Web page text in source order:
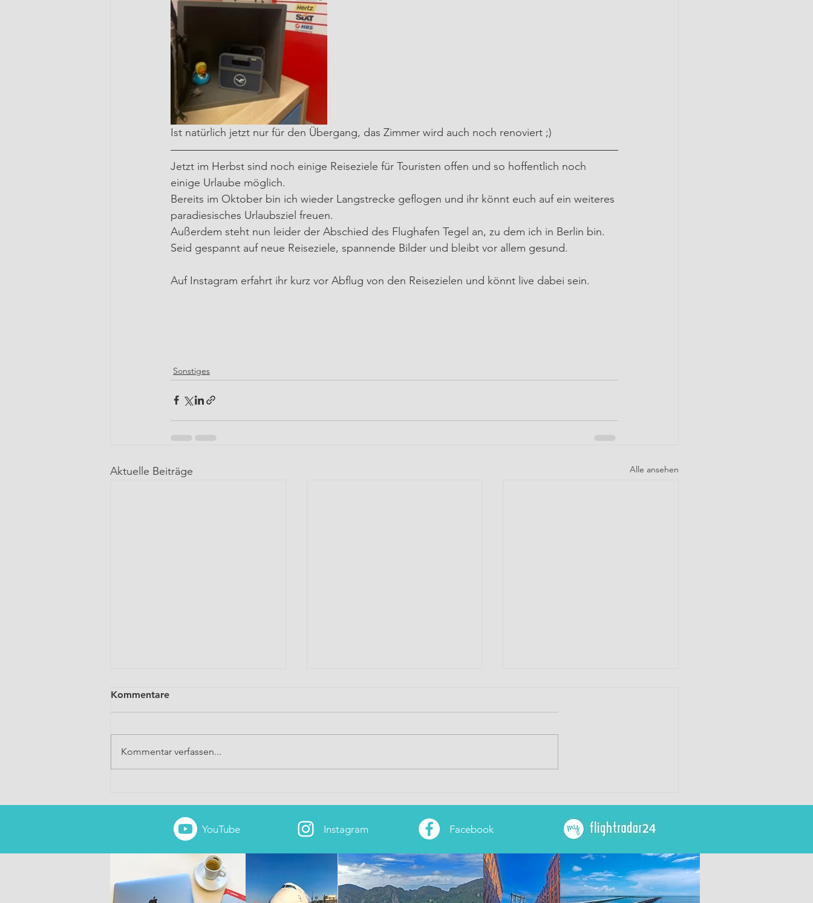
Ist natürlich jetzt nur für den Übergang, das Zimmer wird auch noch renoviert ;)
Jetzt im Herbst sind noch einige Reiseziele für Touristen offen und so hoffentlich noch
einige Urlaube möglich.
Bereits im Oktober bin ich wieder Langstrecke geflogen und ihr könnt euch auf ein weiteres
paradiesisches Urlaubsziel freuen.
Außerdem steht nun leider der Abschied des Flughafen Tegel an, zu dem ich in Berlin bin.
Seid gespannt auf neue Reiseziele, spannende Bilder und bleibt vor allem gesund.
Auf Instagram erfahrt ihr kurz vor Abflug von den Reisezielen und könnt live dabei sein.
Sonstiges
Aktuelle Beiträge Alle ansehen
Hauptstadtflughafen BER
Flughafen Tegel
Kommentare
Kommentar verfassen...
YouTube Instagram Facebook